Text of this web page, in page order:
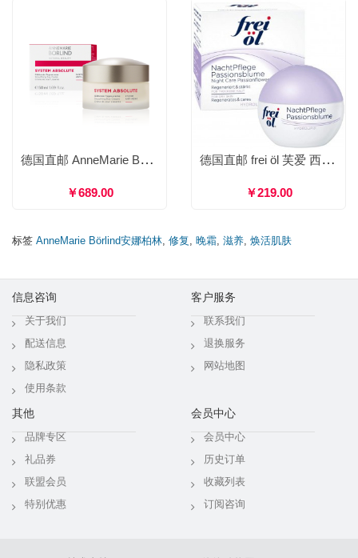
德国直邮 AnneMarie Börlind 安娜柏林 臻颜紧致日霜/晚霜 紧致平滑滋养再生 50ml
￥689.00
德国直邮 frei öl 芙爱 西番莲滋养晚霜 保湿补水修护舒缓紧致抗皱不油腻 50ml
￥219.00
标签 AnneMarie Börlind安娜柏林, 修复, 晚霜, 滋养, 焕活肌肤
信息咨询
关于我们
配送信息
隐私政策
使用条款
客户服务
联系我们
退换服务
网站地图
其他
品牌专区
礼品券
联盟会员
特别优惠
会员中心
会员中心
历史订单
收藏列表
订阅咨询